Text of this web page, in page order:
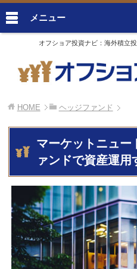
オフショア投資ナビ：海外積立
メニュー
HOME ヘッジファンド
マーケットニュー
ァンドで資産運用